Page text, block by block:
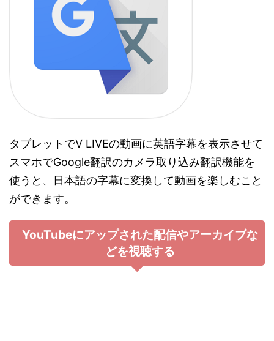
タブレットでV LIVEの動画に英語字幕を表示させて
スマホでGoogle翻訳のカメラ取り込み翻訳機能を
使うと、日本語の字幕に変換して動画を楽しむこと
ができます。
YouTubeにアップされた配信やアーカイブな
どを視聴する